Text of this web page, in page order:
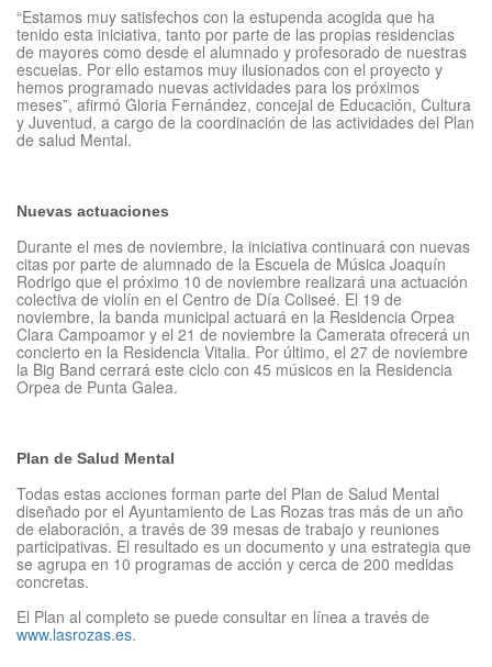
“Estamos muy satisfechos con la estupenda acogida que ha
tenido esta iniciativa, tanto por parte de las propias residencias
de mayores como desde el alumnado y profesorado de nuestras
escuelas. Por ello estamos muy ilusionados con el proyecto y
hemos programado nuevas actividades para los próximos
meses”, afirmó Gloria Fernández, concejal de Educación, Cultura
y Juventud, a cargo de la coordinación de las actividades del Plan
de salud Mental.
Nuevas actuaciones
Durante el mes de noviembre, la iniciativa continuará con nuevas
citas por parte de alumnado de la Escuela de Música Joaquín
Rodrigo que el próximo 10 de noviembre realizará una actuación
colectiva de violín en el Centro de Día Coliseé. El 19 de
noviembre, la banda municipal actuará en la Residencia Orpea
Clara Campoamor y el 21 de noviembre la Camerata ofrecerá un
concierto en la Residencia Vitalia. Por último, el 27 de noviembre
la Big Band cerrará este ciclo con 45 músicos en la Residencia
Orpea de Punta Galea.
Plan de Salud Mental
Todas estas acciones forman parte del Plan de Salud Mental
diseñado por el Ayuntamiento de Las Rozas tras más de un año
de elaboración, a través de 39 mesas de trabajo y reuniones
participativas. El resultado es un documento y una estrategia que
se agrupa en 10 programas de acción y cerca de 200 medidas
concretas.
El Plan al completo se puede consultar en línea a través de
www.lasrozas.es.